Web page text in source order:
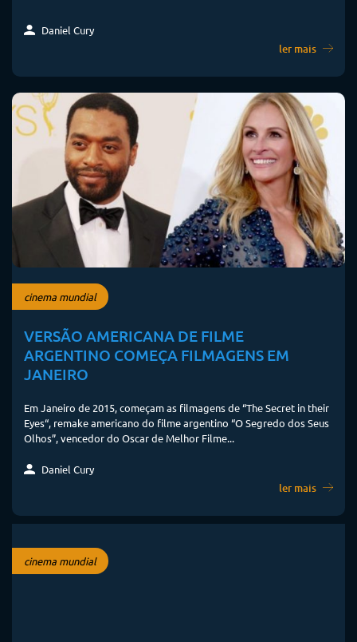
Daniel Cury
ler mais
cinema mundial
VERSÃO AMERICANA DE FILME
ARGENTINO COMEÇA FILMAGENS EM
JANEIRO
Em Janeiro de 2015, começam as filmagens de “The Secret in their
Eyes“, remake americano do filme argentino “O Segredo dos Seus
Olhos”, vencedor do Oscar de Melhor Filme...
Daniel Cury
ler mais
cinema mundial